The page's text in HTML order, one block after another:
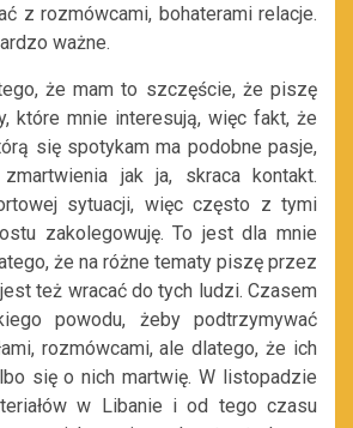
z rozmówcami, bohaterami relacje.
ważne.
że mam to szczęście, że piszę
które mnie interesują, więc fakt, że
się spotykam ma podobne pasje,
zmartwienia jak ja, skraca kontakt.
sytuacji, więc często z tymi
zakolegowuję. To jest dla mnie
że na różne tematy piszę przez
też wracać do tych ludzi. Czasem
powodu, żeby podtrzymywać
rozmówcami, ale dlatego, że ich
się o nich martwię. W listopadzie
w Libanie i od tego czasu